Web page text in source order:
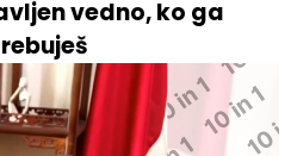
vedno, ko ga